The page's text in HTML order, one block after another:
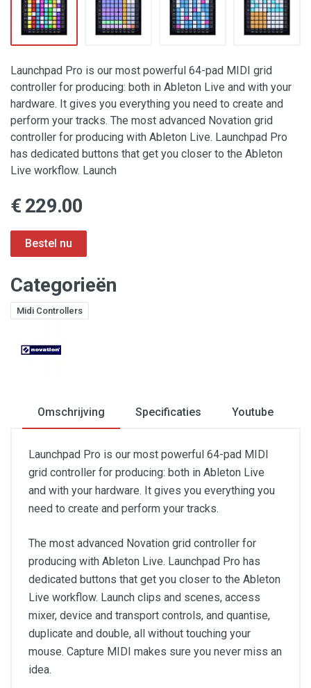
Launchpad Pro is our most powerful 64-pad MIDI grid
controller for producing: both in Ableton Live and with your
hardware. It gives you everything you need to create and
perform your tracks. The most advanced Novation grid
controller for producing with Ableton Live. Launchpad Pro
has dedicated buttons that get you closer to the Ableton
Live workflow. Launch
€ 229.00
Categorieën
Midi Controllers
Omschrijving Specificaties Youtube
Launchpad Pro is our most powerful 64-pad MIDI
grid controller for producing: both in Ableton Live
and with your hardware. It gives you everything you
need to create and perform your tracks.
The most advanced Novation grid controller for
producing with Ableton Live. Launchpad Pro has
dedicated buttons that get you closer to the Ableton
Live workflow. Launch clips and scenes, access
mixer, device and transport controls, and quantise,
duplicate and double, all without touching your
mouse. Capture MIDI makes sure you never miss an
idea.